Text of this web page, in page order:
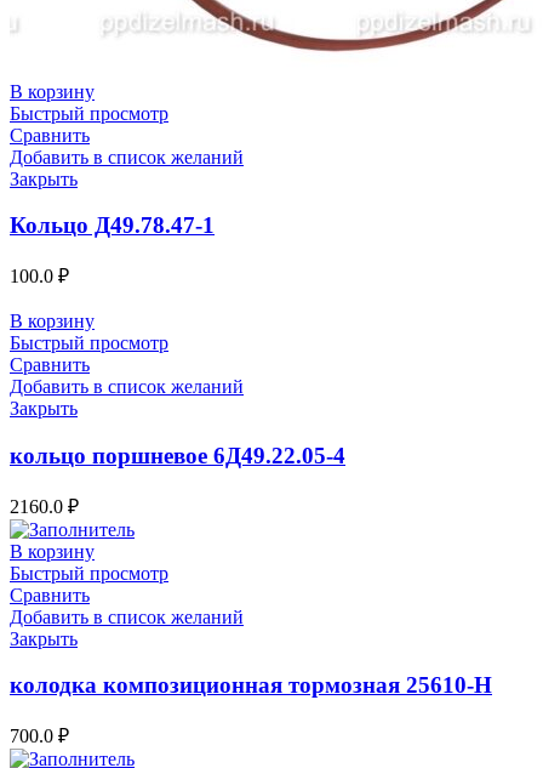
В корзину
Быстрый просмотр
Сравнить
Добавить в список желаний
Закрыть
Кольцо Д49.78.47-1
100.0 ₽
В корзину
Быстрый просмотр
Сравнить
Добавить в список желаний
Закрыть
кольцо поршневое 6Д49.22.05-4
2160.0 ₽
В корзину
Быстрый просмотр
Сравнить
Добавить в список желаний
Закрыть
колодка композиционная тормозная 25610-Н
700.0 ₽